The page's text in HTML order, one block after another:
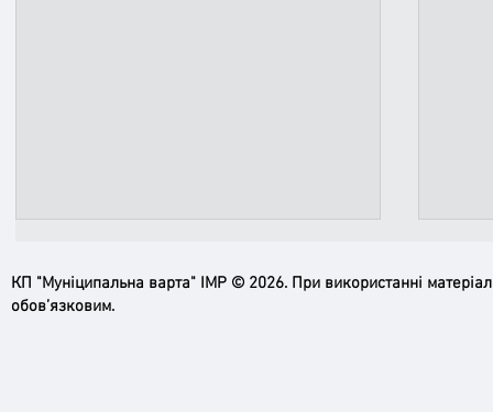
КП "Муніципальна варта" ІМР © 2026. При використанні
обов’язковим.